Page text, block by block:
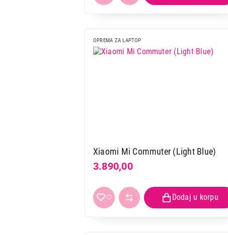
OPREMA ZA LAPTOP
Xiaomi Mi Commuter (Light Blue)
3.890,00